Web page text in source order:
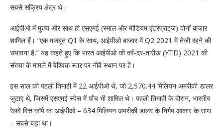
सबसे सक्रिय क्षेत्र थे।
आईपीओ में मुख्य और साथ ही एसएमई (स्माल और मीडियम एंटरप्राइज) दोनों बाजार
शामिल हैं। “एक मजबूत Q1 के साथ, आईपीओ बाजार में Q2 2021 में तेजी रहने की
संभावना है,” यह कहते हुए कि भारत आईपीओ की वर्ष-दर-तारीख (YTD) 2021 की
संख्या के मामले में वैश्विक स्तर पर नौवें स्थान पर है।
इस साल की पहली तिमाही में 22 आईपीओ थे, जो 2,570.44 मिलियन अमरीकी डालर
जुटाए थे, जिसमें एसएमई स्पेस में पाँच भी शामिल थे। पहली तिमाही के दौरान, भारतीय
रेलवे वित्त कॉर्प का आईपीओ – ​​634 मिलियन अमरीकी डालर के निर्गम आकार के साथ
– सबसे बड़ा था।